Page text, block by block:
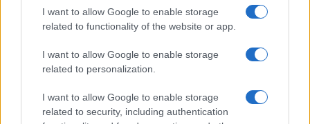
I want to allow Google to enable storage
related to functionality of the website or app.
I want to allow Google to enable storage
related to personalization.
I want to allow Google to enable storage
related to security, including authentication